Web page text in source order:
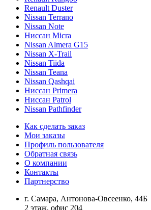
Renault Duster
Nissan Terrano
Nissan Note
Ниссан Micra
Nissan Almera G15
Nissan X-Trail
Nissan Tiida
Nissan Teana
Nissan Qashqai
Ниссан Primera
Ниссан Patrol
Nissan Pathfinder
Как сделать заказ
Мои заказы
Профиль пользователя
Обратная связь
О компании
Контакты
Партнерство
г. Самара, Антонова-Овсеенко, 44Б
2 этаж, офис 204